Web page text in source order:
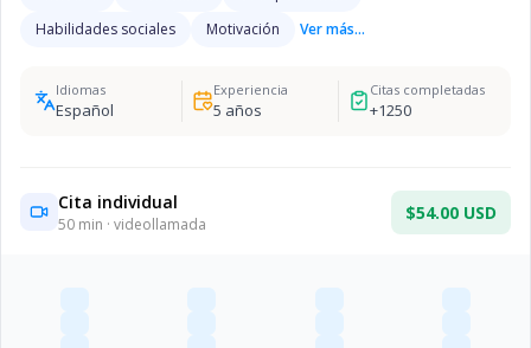
Habilidades sociales
Motivación Ver más...
Idiomas
Español
Experiencia
5 años
Citas completadas
+1250
Cita individual
50 min · videollamada
$54.00 USD